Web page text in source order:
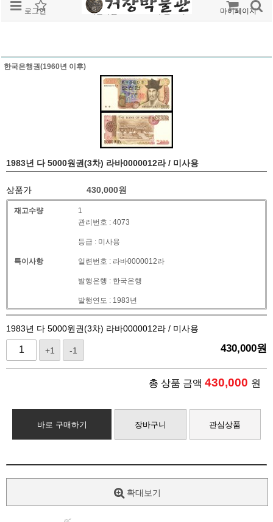
로그인 회원가입 주문조회 마이페이지
한국은행권(1960년 이후)
1983년 다 5000원권(3차) 라바0000012라 / 미사용
상품가 430,000원
재고수량 1
특이사항
관리번호 : 4073
등급 : 미사용
일련번호 : 라바0000012라
발행은행 : 한국은행
발행연도 : 1983년
1983년 다 5000원권(3차) 라바0000012라 / 미사용
+1 -1 430,000원
총 상품 금액 430,000 원
바로 구매하기 장바구니 관심상품
확대보기